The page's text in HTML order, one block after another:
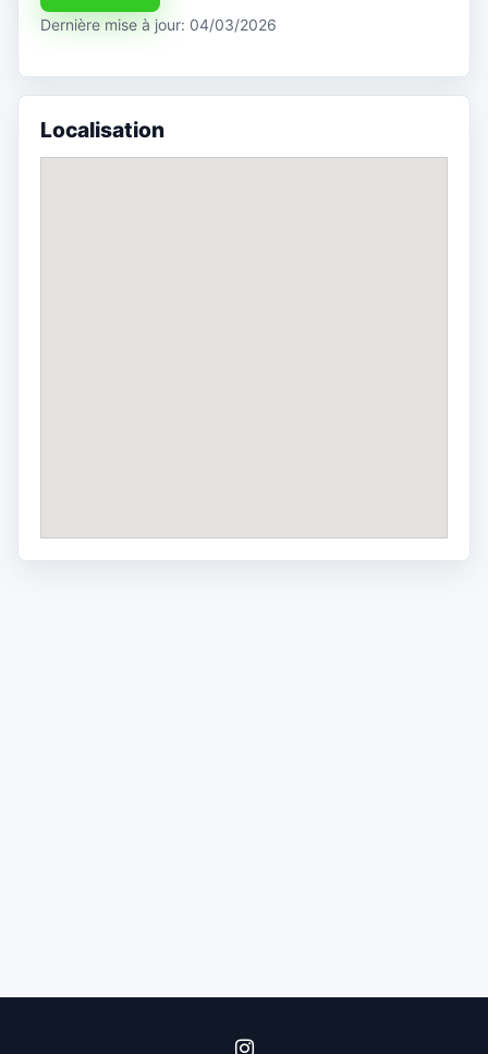
Dernière mise à jour: 04/03/2026
Localisation